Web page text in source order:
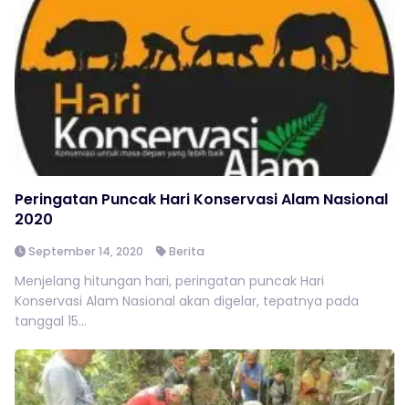
Peringatan Puncak Hari Konservasi Alam Nasional
2020
September 14, 2020 Berita
Menjelang hitungan hari, peringatan puncak Hari
Konservasi Alam Nasional akan digelar, tepatnya pada
tanggal 15...